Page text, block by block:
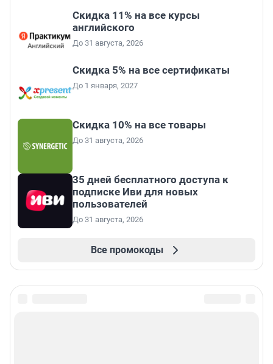
Скидка 11% на все курсы
английского
До 31 августа, 2026
Скидка 5% на все сертификаты
До 1 января, 2027
Скидка 10% на все товары
До 31 августа, 2026
35 дней бесплатного доступа к
подписке Иви для новых
пользователей
До 31 августа, 2026
Все промокоды